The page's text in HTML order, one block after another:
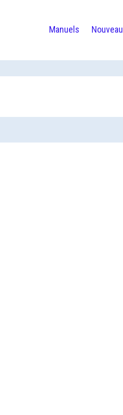
Manuels Nouveau